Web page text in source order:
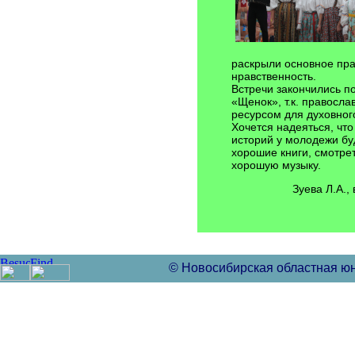
раскрыли основное
нравственность.
Встречи закончились
«Щенок», т.к.
ресурсом для
Хочется надеяться,
историй у молодежи
хорошие книги,
хорошую музыку.
Зуева Л.А.,
© Новосибирская областная